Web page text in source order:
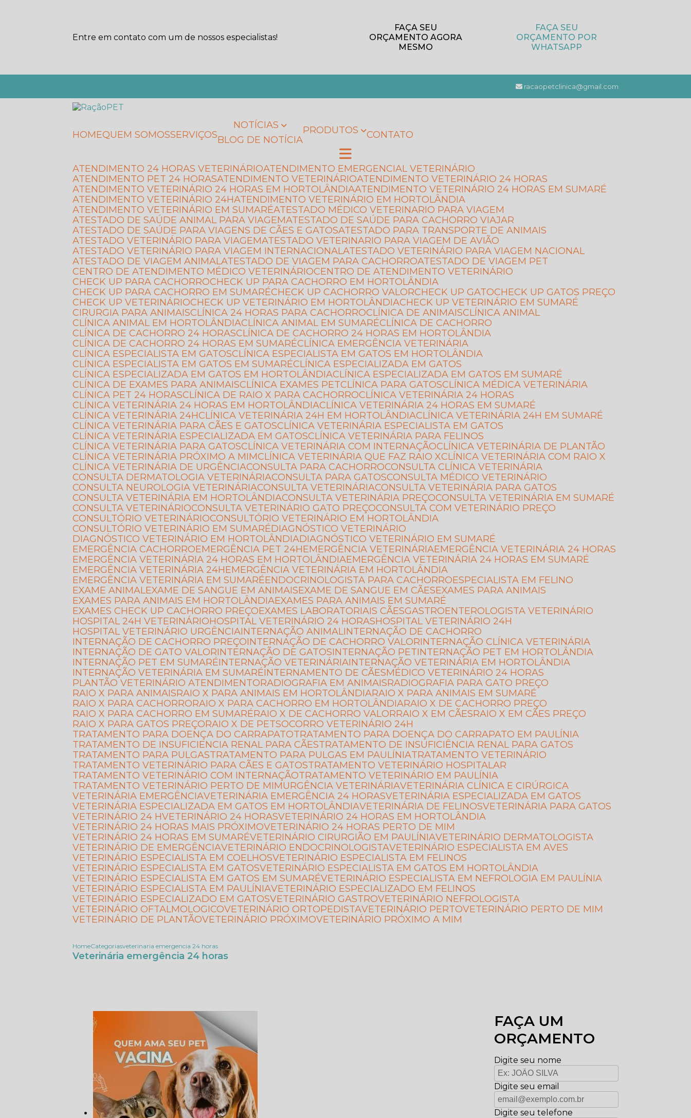
Entre em contato com um de nossos especialistas!
FAÇA SEU
ORÇAMENTO AGORA
MESMO
FAÇA SEU
ORÇAMENTO POR
WHATSAPP
racaopetclinica@gmail.com
HOME QUEM SOMOS SERVIÇOS
NOTÍCIAS
BLOG DE NOTÍCIA
PRODUTOS CONTATO
ATENDIMENTO 24 HORAS VETERINÁRIO ATENDIMENTO EMERGENCIAL VETERINÁRIO
ATENDIMENTO PET 24 HORAS ATENDIMENTO VETERINÁRIO ATENDIMENTO VETERINÁRIO 24 HORAS
ATENDIMENTO VETERINÁRIO 24 HORAS EM HORTOLÂNDIA ATENDIMENTO VETERINÁRIO 24 HORAS EM SUMARÉ
ATENDIMENTO VETERINÁRIO 24H ATENDIMENTO VETERINÁRIO EM HORTOLÂNDIA
ATENDIMENTO VETERINÁRIO EM SUMARÉ ATESTADO MÉDICO VETERINARIO PARA VIAGEM
ATESTADO DE SAÚDE ANIMAL PARA VIAGEM ATESTADO DE SAÚDE PARA CACHORRO VIAJAR
ATESTADO DE SAÚDE PARA VIAGENS DE CÃES E GATOS ATESTADO PARA TRANSPORTE DE ANIMAIS
ATESTADO VETERINÁRIO PARA VIAGEM ATESTADO VETERINARIO PARA VIAGEM DE AVIÃO
ATESTADO VETERINÁRIO PARA VIAGEM INTERNACIONAL ATESTADO VETERINÁRIO PARA VIAGEM NACIONAL
ATESTADO DE VIAGEM ANIMAL ATESTADO DE VIAGEM PARA CACHORRO ATESTADO DE VIAGEM PET
CENTRO DE ATENDIMENTO MÉDICO VETERINÁRIO
CENTRO DE ATENDIMENTO VETERINÁRIO
CHECK UP PARA CACHORRO
CHECK UP PARA CACHORRO EM HORTOLÂNDIA
CHECK UP PARA CACHORRO EM SUMARÉ
CHECK UP CACHORRO VALOR CHECK UP GATO
CHECK UP GATOS PREÇO
CHECK UP VETERINÁRIO
CHECK UP VETERINÁRIO EM HORTOLÂNDIA
CHECK UP VETERINÁRIO EM SUMARÉ
CIRURGIA PARA ANIMAIS
CLÍNICA 24 HORAS PARA CACHORRO CLÍNICA DE ANIMAIS
CLÍNICA ANIMAL
CLÍNICA ANIMAL EM HORTOLÂNDIA
CLÍNICA ANIMAL EM SUMARÉ
CLÍNICA DE CACHORRO
CLÍNICA DE CACHORRO 24 HORAS
CLÍNICA DE CACHORRO 24 HORAS EM HORTOLÂNDIA
CLÍNICA DE CACHORRO 24 HORAS EM SUMARÉ
CLÍNICA EMERGÊNCIA VETERINÁRIA
CLÍNICA ESPECIALISTA EM GATOS
CLÍNICA ESPECIALISTA EM GATOS EM HORTOLÂNDIA
CLÍNICA ESPECIALISTA EM GATOS EM SUMARÉ
CLÍNICA ESPECIALIZADA EM GATOS
CLÍNICA ESPECIALIZADA EM GATOS EM HORTOLÂNDIA
CLÍNICA ESPECIALIZADA EM GATOS EM SUMARÉ
CLÍNICA DE EXAMES PARA ANIMAIS
CLÍNICA EXAMES PET CLÍNICA PARA GATOS
CLÍNICA MÉDICA VETERINÁRIA
CLÍNICA PET 24 HORAS
CLÍNICA DE RAIO X PARA CACHORRO
CLÍNICA VETERINÁRIA 24 HORAS
CLÍNICA VETERINÁRIA 24 HORAS EM HORTOLÂNDIA
CLÍNICA VETERINÁRIA 24 HORAS EM SUMARÉ
CLÍNICA VETERINÁRIA 24H
CLÍNICA VETERINÁRIA 24H EM HORTOLÂNDIA
CLÍNICA VETERINÁRIA 24H EM SUMARÉ
CLÍNICA VETERINÁRIA PARA CÃES E GATOS
CLÍNICA VETERINÁRIA ESPECIALISTA EM GATOS
CLÍNICA VETERINÁRIA ESPECIALIZADA EM GATOS
CLÍNICA VETERINÁRIA PARA FELINOS
CLÍNICA VETERINÁRIA PARA GATOS
CLÍNICA VETERINÁRIA COM INTERNAÇÃO
CLÍNICA VETERINÁRIA DE PLANTÃO
CLÍNICA VETERINÁRIA PRÓXIMO A MIM
CLÍNICA VETERINÁRIA QUE FAZ RAIO X
CLÍNICA VETERINÁRIA COM RAIO X
CLÍNICA VETERINÁRIA DE URGÊNCIA CONSULTA PARA CACHORRO CONSULTA CLÍNICA VETERINÁRIA
CONSULTA DERMATOLOGIA VETERINÁRIA CONSULTA PARA GATOS CONSULTA MÉDICO VETERINÁRIO
CONSULTA NEUROLOGIA VETERINÁRIA CONSULTA VETERINÁRIA CONSULTA VETERINÁRIA PARA GATOS
CONSULTA VETERINÁRIA EM HORTOLÂNDIA CONSULTA VETERINÁRIA PREÇO CONSULTA VETERINÁRIA EM SUMARÉ
CONSULTA VETERINÁRIO CONSULTA VETERINÁRIO GATO PREÇO CONSULTA COM VETERINÁRIO PREÇO
CONSULTÓRIO VETERINÁRIO CONSULTÓRIO VETERINÁRIO EM HORTOLÂNDIA
CONSULTÓRIO VETERINÁRIO EM SUMARÉ
DIAGNÓSTICO VETERINÁRIO
DIAGNÓSTICO VETERINÁRIO EM HORTOLÂNDIA
DIAGNÓSTICO VETERINÁRIO EM SUMARÉ
EMERGÊNCIA CACHORRO
EMERGÊNCIA PET 24H EMERGÊNCIA VETERINÁRIA EMERGÊNCIA VETERINÁRIA 24 HORAS
EMERGÊNCIA VETERINÁRIA 24 HORAS EM HORTOLÂNDIA EMERGÊNCIA VETERINÁRIA 24 HORAS EM SUMARÉ
EMERGÊNCIA VETERINÁRIA 24H
EMERGÊNCIA VETERINÁRIA EM HORTOLÂNDIA
EMERGÊNCIA VETERINÁRIA EM SUMARÉ
ENDOCRINOLOGISTA PARA CACHORRO ESPECIALISTA EM FELINO
EXAME ANIMAL EXAME DE SANGUE EM ANIMAIS EXAME DE SANGUE EM CÃES EXAMES PARA ANIMAIS
EXAMES PARA ANIMAIS EM HORTOLÂNDIA EXAMES PARA ANIMAIS EM SUMARÉ
EXAMES CHECK UP CACHORRO PREÇO EXAMES LABORATORIAIS CÃES
GASTROENTEROLOGISTA VETERINÁRIO
HOSPITAL 24H VETERINÁRIO
HOSPITAL VETERINÁRIO 24 HORAS
HOSPITAL VETERINÁRIO 24H
HOSPITAL VETERINÁRIO URGÊNCIA INTERNAÇÃO ANIMAL INTERNAÇÃO DE CACHORRO
INTERNAÇÃO DE CACHORRO PREÇO INTERNAÇÃO DE CACHORRO VALOR INTERNAÇÃO CLÍNICA VETERINÁRIA
INTERNAÇÃO DE GATO VALOR INTERNAÇÃO DE GATOS INTERNAÇÃO PET INTERNAÇÃO PET EM HORTOLÂNDIA
INTERNAÇÃO PET EM SUMARÉ INTERNAÇÃO VETERINÁRIA INTERNAÇÃO VETERINÁRIA EM HORTOLÂNDIA
INTERNAÇÃO VETERINÁRIA EM SUMARÉ INTERNAMENTO DE CÃES
MÉDICO VETERINÁRIO 24 HORAS
PLANTÃO VETERINÁRIO ATENDIMENTO
RADIOGRAFIA EM ANIMAIS
RADIOGRAFIA PARA GATO PREÇO
RAIO X PARA ANIMAIS
RAIO X PARA ANIMAIS EM HORTOLÂNDIA RAIO X PARA ANIMAIS EM SUMARÉ
RAIO X PARA CACHORRO
RAIO X PARA CACHORRO EM HORTOLÂNDIA RAIO X DE CACHORRO PREÇO
RAIO X PARA CACHORRO EM SUMARÉ
RAIO X DE CACHORRO VALOR RAIO X EM CÃES
RAIO X EM CÃES PREÇO
RAIO X PARA GATOS PREÇO
RAIO X DE PET SOCORRO VETERINÁRIO 24H
TRATAMENTO PARA DOENÇA DO CARRAPATO
TRATAMENTO PARA DOENÇA DO CARRAPATO EM PAULÍNIA
TRATAMENTO DE INSUFICIENCIA RENAL PARA CÃES
TRATAMENTO DE INSUFICIÊNCIA RENAL PARA GATOS
TRATAMENTO PARA PULGAS
TRATAMENTO PARA PULGAS EM PAULÍNIA TRATAMENTO VETERINÁRIO
TRATAMENTO VETERINÁRIO PARA CÃES E GATOS
TRATAMENTO VETERINÁRIO HOSPITALAR
TRATAMENTO VETERINÁRIO COM INTERNAÇÃO
TRATAMENTO VETERINÁRIO EM PAULÍNIA
TRATAMENTO VETERINÁRIO PERTO DE MIM
URGÊNCIA VETERINÁRIA
VETERINÁRIA CLÍNICA E CIRÚRGICA
VETERINÁRIA EMERGÊNCIA
VETERINÁRIA EMERGÊNCIA 24 HORAS
VETERINÁRIA ESPECIALIZADA EM GATOS
VETERINÁRIA ESPECIALIZADA EM GATOS EM HORTOLÂNDIA
VETERINÁRIA DE FELINOS
VETERINÁRIA PARA GATOS
VETERINÁRIO 24 H
VETERINÁRIO 24 HORAS
VETERINÁRIO 24 HORAS EM HORTOLÂNDIA
VETERINÁRIO 24 HORAS MAIS PRÓXIMO
VETERINÁRIO 24 HORAS PERTO DE MIM
VETERINÁRIO 24 HORAS EM SUMARÉ
VETERINÁRIO CIRURGIÃO EM PAULÍNIA
VETERINÁRIO DERMATOLOGISTA
VETERINÁRIO DE EMERGÊNCIA
VETERINÁRIO ENDOCRINOLOGISTA
VETERINÁRIO ESPECIALISTA EM AVES
VETERINÁRIO ESPECIALISTA EM COELHOS
VETERINÁRIO ESPECIALISTA EM FELINOS
VETERINÁRIO ESPECIALISTA EM GATOS
VETERINÁRIO ESPECIALISTA EM GATOS EM HORTOLÂNDIA
VETERINÁRIO ESPECIALISTA EM GATOS EM SUMARÉ
VETERINÁRIO ESPECIALISTA EM NEFROLOGIA EM PAULÍNIA
VETERINÁRIO ESPECIALISTA EM PAULÍNIA
VETERINÁRIO ESPECIALIZADO EM FELINOS
VETERINÁRIO ESPECIALIZADO EM GATOS
VETERINÁRIO GASTRO
VETERINÁRIO NEFROLOGISTA
VETERINÁRIO OFTALMOLOGICO
VETERINÁRIO ORTOPEDISTA VETERINÁRIO PERTO
VETERINÁRIO PERTO DE MIM
VETERINÁRIO DE PLANTÃO
VETERINÁRIO PRÓXIMO VETERINÁRIO PRÓXIMO A MIM
HomeCategoriasveterinaria emergencia 24 horas
Veterinária emergência 24 horas
FAÇA UM
ORÇAMENTO
Digite seu nome
Digite seu email
Digite seu telefone